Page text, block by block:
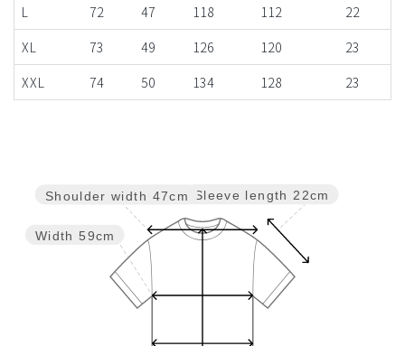
L
72 47 118 112
22
XL
73 49 126 120
23
XXL
74 50 134 128 23
Sleeve length 22cm
Width 59cm
Shoulder width 47cm